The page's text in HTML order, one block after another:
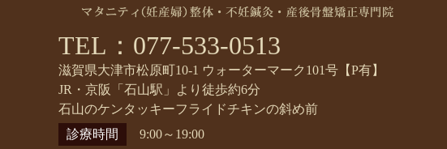
TEL：077-533-0513
滋賀県大津市松原町10-1 ウォーターマーク101号【P有】
JR・京阪「石山駅」より徒歩約6分
石山のケンタッキーフライドチキンの斜め前
診療時間
9:00～19:00